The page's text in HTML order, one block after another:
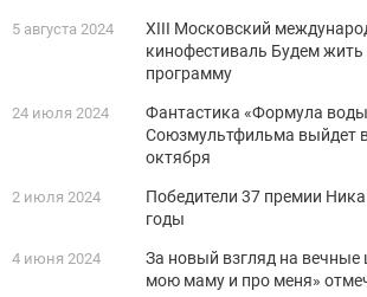
5 августа 2024
ХIII Московский
кинофестиваль Будем
программу
24 июля 2024
Фантастика «Формула
Союзмультфильма выйдет
октября
2 июля 2024
Победители 37 премии
годы
4 июня 2024
За новый взгляд на вечные
мою маму и про меня»